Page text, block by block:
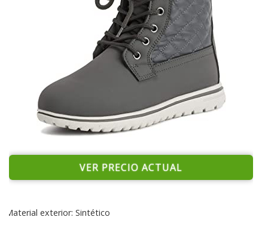
VER PRECIO ACTUAL
Material exterior: Sintético